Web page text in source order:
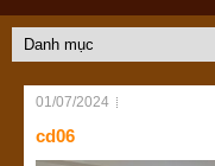
01/07/2024
cd06